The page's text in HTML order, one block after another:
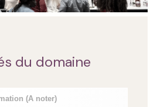
du domaine
(A noter)